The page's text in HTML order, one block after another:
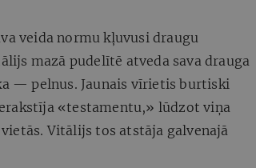
veida normu kļuvusi draugu
mazā pudelītē atveda sava drauga
— pelnus. Jaunais vīrietis burtiski
«testamentu,» lūdzot viņa
Vitālijs tos atstāja galvenajā